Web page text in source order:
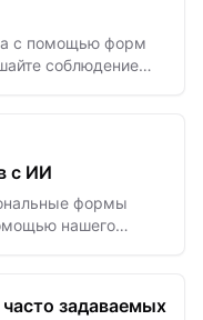
с помощью форм
соблюдение
с ИИ
формы
нашего
задаваемых